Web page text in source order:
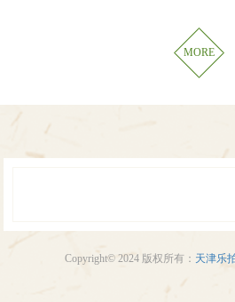
MORE
Copyright© 2024 版权所有： 天津乐